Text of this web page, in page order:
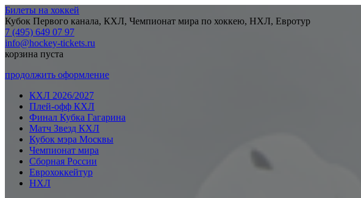
Билеты на хоккей
Кубок Первого канала, КХЛ, Чемпионат мира по хоккею, НХЛ, Евротур
7 (495) 649 07 97
info@hockey-tickets.ru
корзина пуста
продолжить оформление
КХЛ 2026/2027
Плей-офф КХЛ
Финал Кубка Гагарина
Матч Звезд КХЛ
Кубок мэра Москвы
Чемпионат мира
Сборная России
Еврохоккейтур
НХЛ